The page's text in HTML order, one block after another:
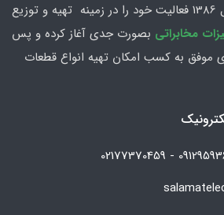
از سال 1386 فعاليت خود را در زمينه تهيه و توزیع
مخابراتی بصورت جدي آغاز كرده و پس
موفق به کسب امکان تهیه انواع قطعات